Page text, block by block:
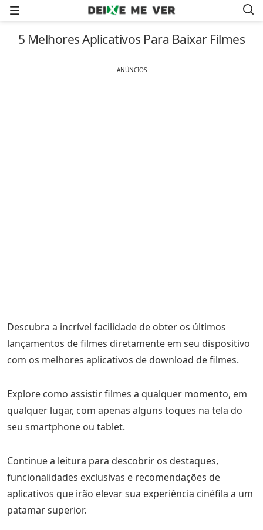
Menu
5 Melhores Aplicativos Para Baixar Filmes
ANÚNCIOS
Descubra a incrível facilidade de obter os últimos
lançamentos de filmes diretamente em seu dispositivo
com os melhores aplicativos de download de filmes.
Explore como assistir filmes a qualquer momento, em
qualquer lugar, com apenas alguns toques na tela do
seu smartphone ou tablet.
Continue a leitura para descobrir os destaques,
funcionalidades exclusivas e recomendações de
aplicativos que irão elevar sua experiência cinéfila a um
patamar superior.